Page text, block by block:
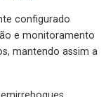
configurado
e monitoramento
mantendo assim a